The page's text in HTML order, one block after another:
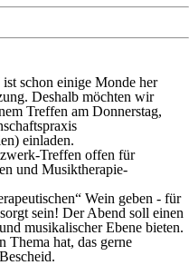
ist schon einige Monde her
Deshalb möchten wir
Treffen am Donnerstag,
einladen.
Treffen offen für
und Musiktherapie-
Wein geben - für
sein! Der Abend soll einen
musikalischer Ebene bieten.
Thema hat, das gerne